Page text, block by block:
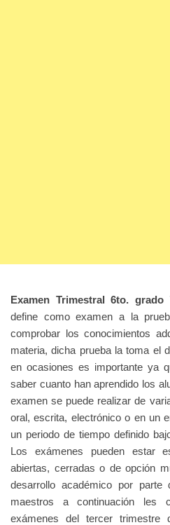
Examen Trimestral 6to. grado
define como examen a la
comprobar los conocimientos
materia, dicha prueba la toma el
en ocasiones es importante ya
saber cuanto han aprendido los
examen se puede realizar de
oral, escrita, electrónico o en un
un periodo de tiempo definido
Los exámenes pueden estar
abiertas, cerradas o de opción
desarrollo académico por parte
maestros a continuación les
exámenes del tercer trimestre